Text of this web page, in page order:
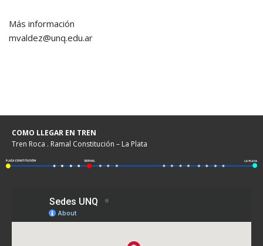
Más información
mvaldez@unq.edu.ar
COMO LLEGAR EN TREN
Tren Roca . Ramal Constitución – La Plata